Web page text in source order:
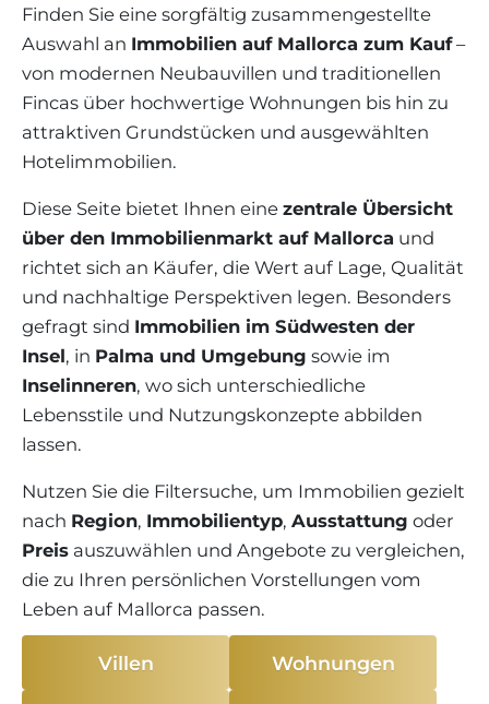
APARTMENTANLAGEN
IMMOBILIEN SCOUT
BOUTIQUE-HOTEL-VERKAUFEN
LIVE VIDEO BESICHTIGUNG
STEUERN UND KAUFNEBENKOSTEN
FAQ
IMMOBILIENMAKLER IN PORTALS
UNSER TEAM
KUNDENSTIMMEN
BLOG
MAKLER WERDEN
KONTAKT
REGION ANDRATX
REGION SANTA PONSA
REGION PORTALS
LIFESTYLE AUF MALLORCA
SHOPPING AUF MALLORCA
FREIZEITAKTIVITÄTEN AUF MALLORCA
SCHULEN AUF MALLORCA
MAGAZIN
CHRISTIE'S
KONTAKT
Finden Sie eine sorgfältig zusammengestellte
Auswahl an Immobilien auf Mallorca zum Kauf–
von modernen Neubauvillen und traditionellen
Fincas über hochwertige Wohnungen bis hin zu
attraktiven Grundstücken und ausgewählten
Hotelimmobilien.
Diese Seite bietet Ihnen eine zentrale Übersicht
über den Immobilienmarkt auf Mallorca und
richtet sich an Käufer, die Wert auf Lage, Qualität
und nachhaltige Perspektiven legen. Besonders
gefragt sind Immobilien im Südwesten der
Insel, in Palma und Umgebung sowie im
Inselinneren, wo sich unterschiedliche
Lebensstile und Nutzungskonzepte abbilden
lassen.
Nutzen Sie die Filtersuche, um Immobilien gezielt
nach Region, Immobilientyp, Ausstattung oder
Preis auszuwählen und Angebote zu vergleichen,
die zu Ihren persönlichen Vorstellungen vom
Leben auf Mallorca passen.
Villen Wohnungen